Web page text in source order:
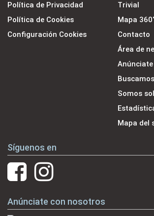
Política de Privacidad
Política de Cookies
Configuración Cookies
Trivial
Mapa 360˚
Contacto
Área de
Somos
Mapa del
Síguenos en
Anúnciate con nosotros